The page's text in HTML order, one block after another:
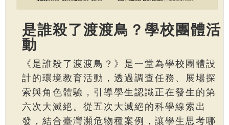
是誰殺了渡渡鳥？學校團體活
動
《是誰殺了渡渡鳥？》是一堂為學校團體設
計的環境教育活動，透過調查任務、展場探
索與角色體驗，引導學生認識正在發生的第
六次大滅絕。從五次大滅絕的科學線索出
發，結合臺灣瀕危物種案例，讓學生思考哪